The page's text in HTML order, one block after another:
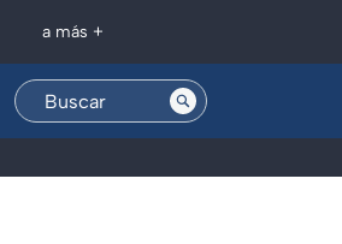
a más +